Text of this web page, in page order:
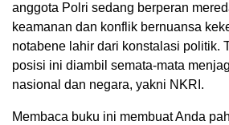
anggota Polri sedang berperan
keamanan dan konflik bernuansa
notabene lahir dari konstalasi politik.
posisi ini diambil semata-mata
nasional dan negara, yakni NKRI.
Membaca buku ini membuat Anda